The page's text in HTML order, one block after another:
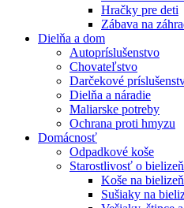
Hračky pre deti
Zábava na
Dielňa a dom
Autopríslušenstvo
Chovateľstvo
Darčekové
Dielňa a náradie
Maliarske potreby
Ochrana proti hmyzu
Domácnosť
Odpadkové koše
Starostlivosť o bielizeň
Koše na bielizeň
Sušiaky na